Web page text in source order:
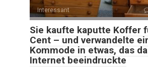
Interessant
Sie kaufte kaputte Koffer
Cent – und verwandelte
Kommode in etwas, das
Internet beeindruckte